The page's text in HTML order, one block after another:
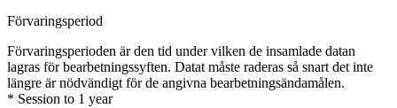
Förvaringsperiod
Förvaringsperioden är den tid under vilken de insamlade datan
lagras för bearbetningssyften. Datat måste raderas så snart det inte
längre är nödvändigt för de angivna bearbetningsändamålen.
* Session to 1 year